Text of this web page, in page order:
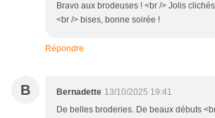
Bravo aux brodeuses ! <br /> Jolis
<br /> bises, bonne soirée !
Répondre
B Bernadette 13/10/2025 19:41
De belles broderies. De beaux débuts